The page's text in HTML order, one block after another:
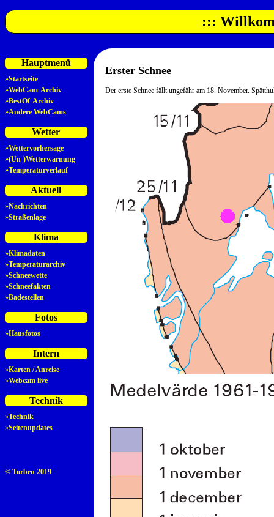
:::
Hauptmenü
»Startseite
»WebCam-Archiv
»BestOf-Archiv
»Andere WebCams
Wetter
»Wettervorhersage
»(Un-)Wetterwarnung
»Temperaturverlauf
Aktuell
»Nachrichten
»Straßenlage
Klima
»Klimadaten
»Temperaturarchiv
»Schneewette
»Schneefakten
»Badestellen
Fotos
»Hausfotos
Intern
»Karten / Anreise
»Webcam live
Technik
»Technik
»Seitenupdates
© Torben 2019
Erster Schnee
Der erste Schnee fällt ungefähr am 18. November.